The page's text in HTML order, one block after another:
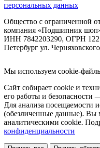
персональных данных
Общество с ограниченной
компания «Подшипник
ИНН 7842203290, ОГРН
Петербург ул.
Мы используем cookie-
Сайт собирает cookie и
его работы и безопасности
Для анализа посещаемости
(обезличенные данные). Вы
аналитическими cookie.
конфиденциальности